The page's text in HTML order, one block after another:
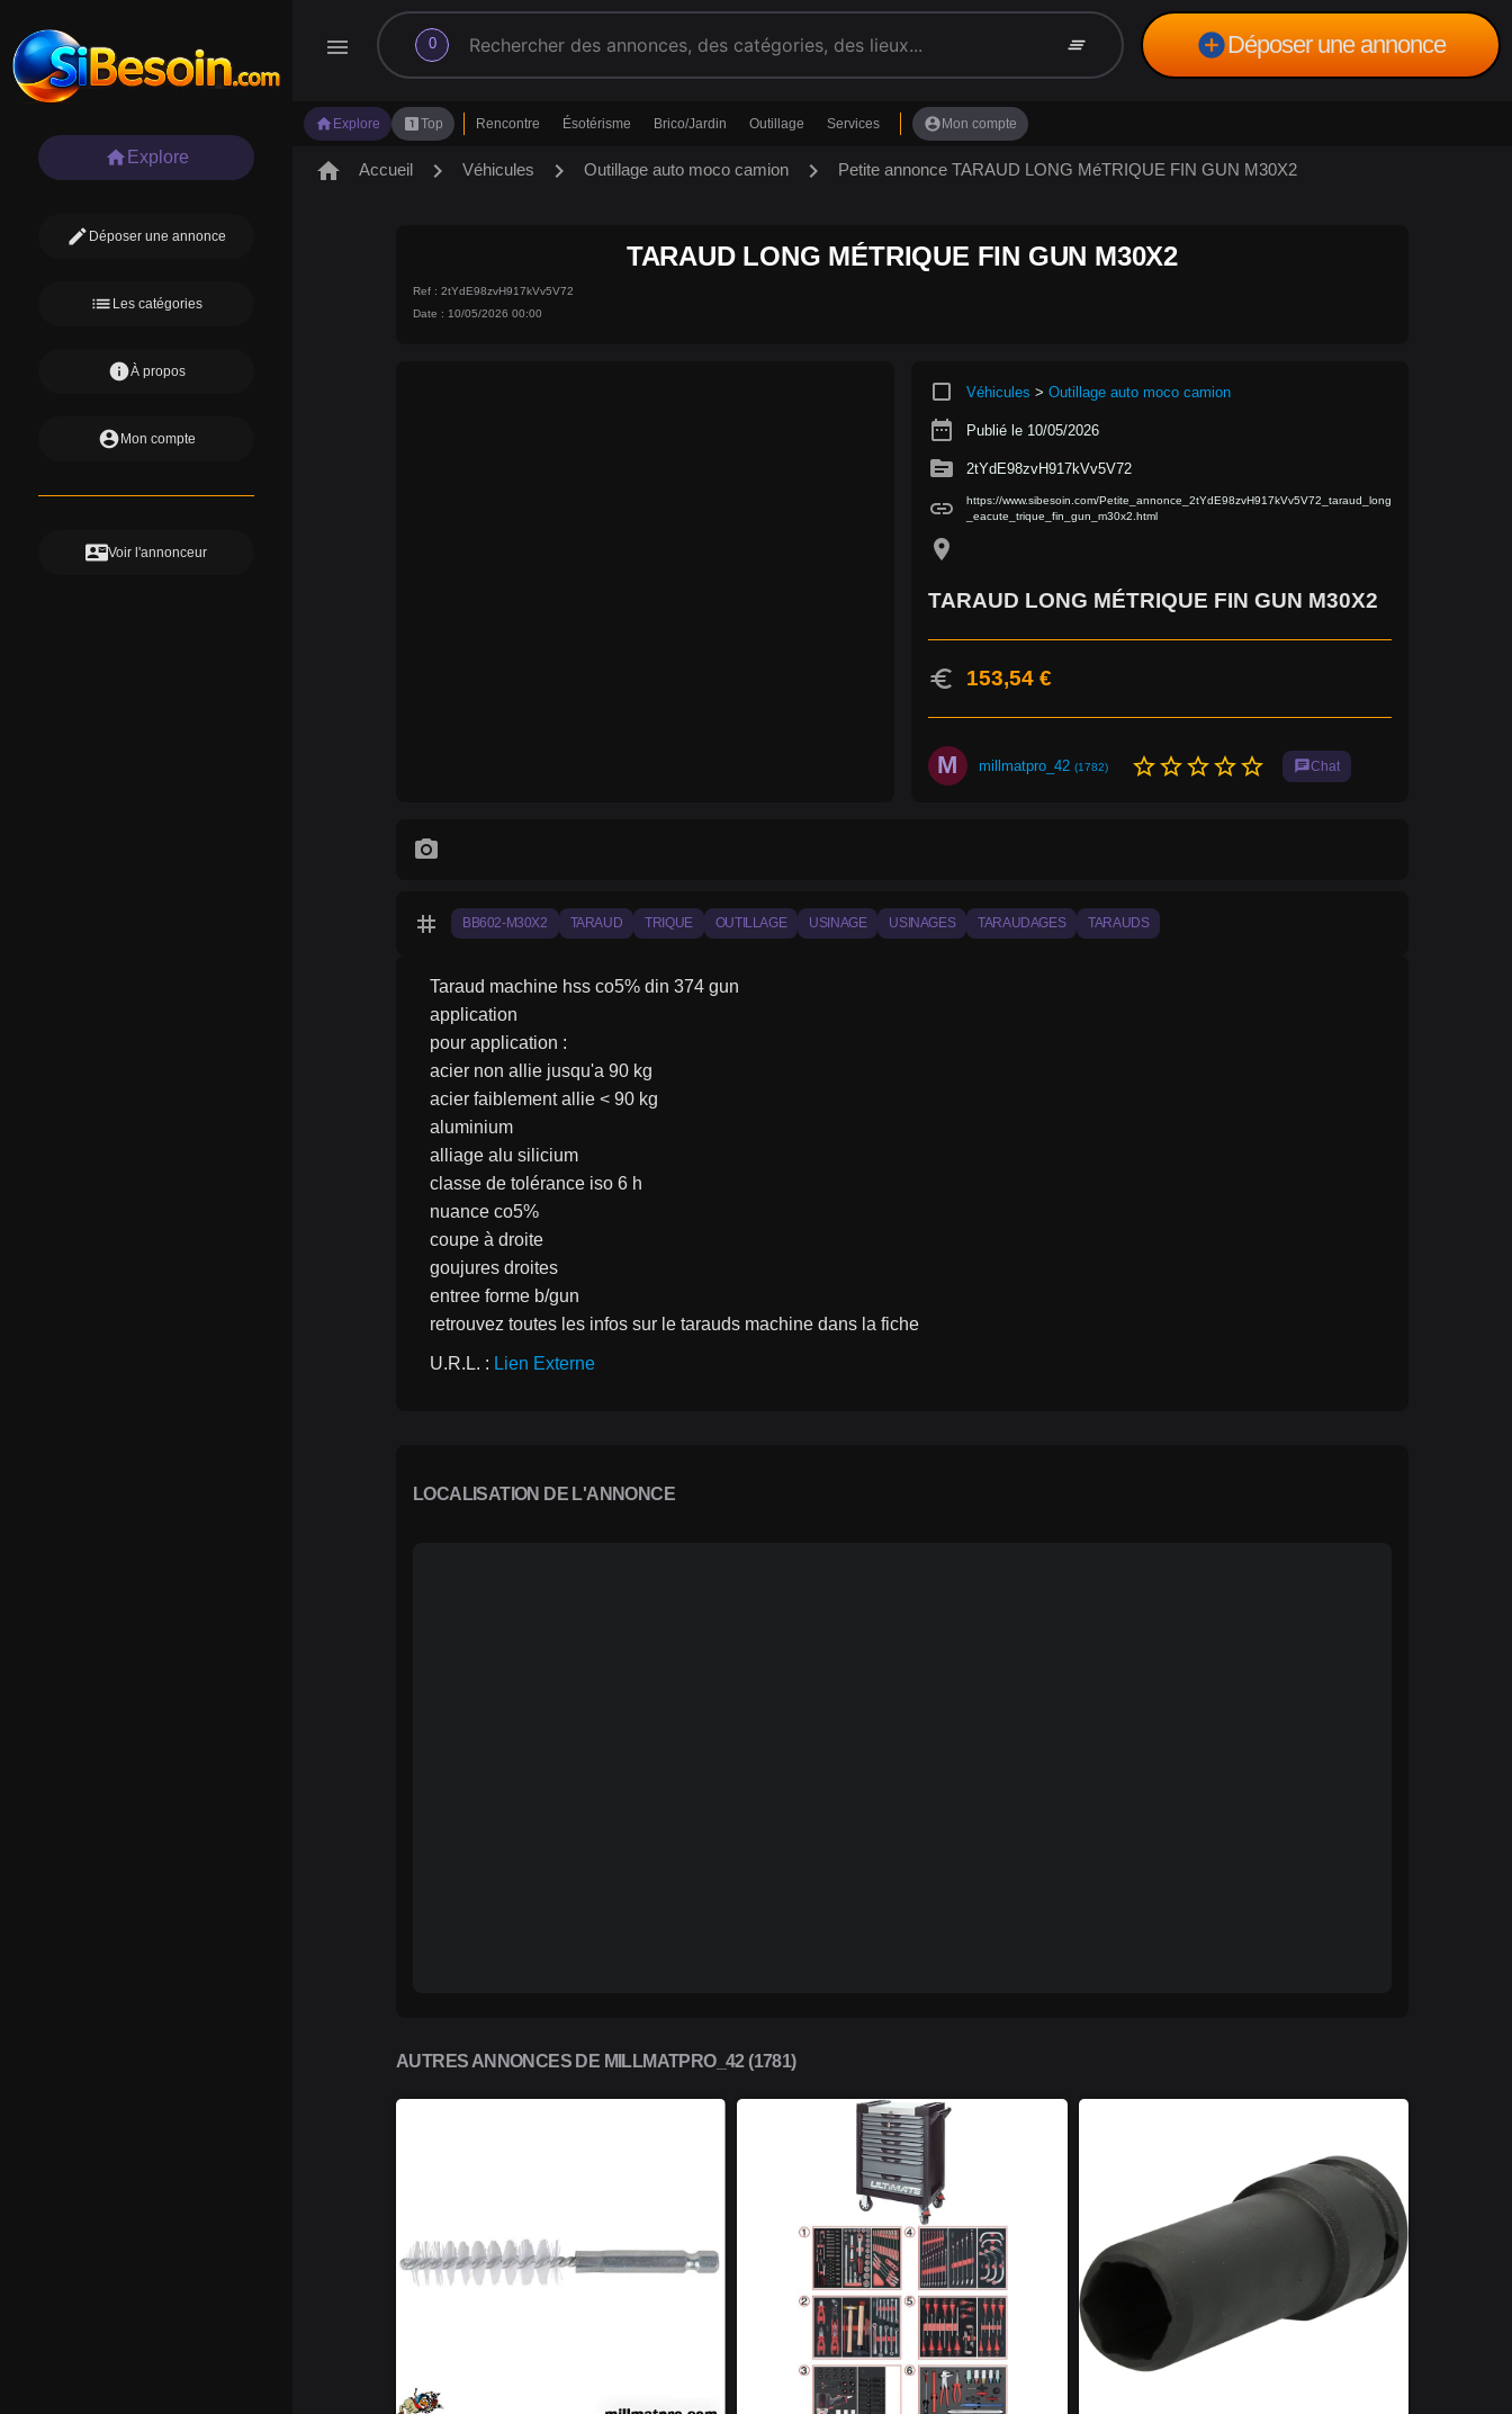
menu 0
search clear_all add_circleDéposer une annonce
home Explore looks_oneTop Rencontre Ésotérisme Brico/Jardin Outillage Services account_circle Mon compte
home Explore
edit Déposer une annonce
list Les catégories
infoÀ propos
account_circle Mon compte
contact_mailVoir l'annonceur
home Accueil chevron_right Véhicules chevron_right Outillage auto moco camion chevron_right Petite annonce TARAUD LONG MéTRIQUE FIN GUN M30X2
TARAUD LONG MÉTRIQUE FIN GUN M30X2
Ref : 2tYdE98zvH917kVv5V72
Date : 10/05/2026 00:00
crop_square Véhicules > Outillage auto moco camion
date_range Publié le 10/05/2026
source 2tYdE98zvH917kVv5V72
link
https://www.sibesoin.com/Petite_annonce_2tYdE98zvH917kVv5V72_taraud_long
_eacute_trique_fin_gun_m30x2.html
location_on
TARAUD LONG MÉTRIQUE FIN GUN M30X2
euro 153,54 €
M millmatpro_42 (1782) star_borderstar_borderstar_borderstar_borderstar_border chatChat
photo_camera
tag BB602-M30X2 TARAUD TRIQUE OUTILLAGE USINAGE USINAGES TARAUDAGES TARAUDS
Taraud machine hss co5% din 374 gun
application
pour application :
acier non allie jusqu'a 90 kg
acier faiblement allie < 90 kg
aluminium
alliage alu silicium
classe de tolérance iso 6 h
nuance co5%
coupe à droite
goujures droites
entree forme b/gun
retrouvez toutes les infos sur le tarauds machine dans la fiche
U.R.L. : Lien Externe
LOCALISATION DE L'ANNONCE
AUTRES ANNONCES DE MILLMATPRO_42 (1781)